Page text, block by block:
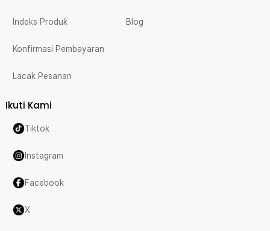
Indeks Produk
Konfirmasi Pembayaran
Lacak Pesanan
Blog
Ikuti Kami
Tiktok
Instagram
Facebook
X